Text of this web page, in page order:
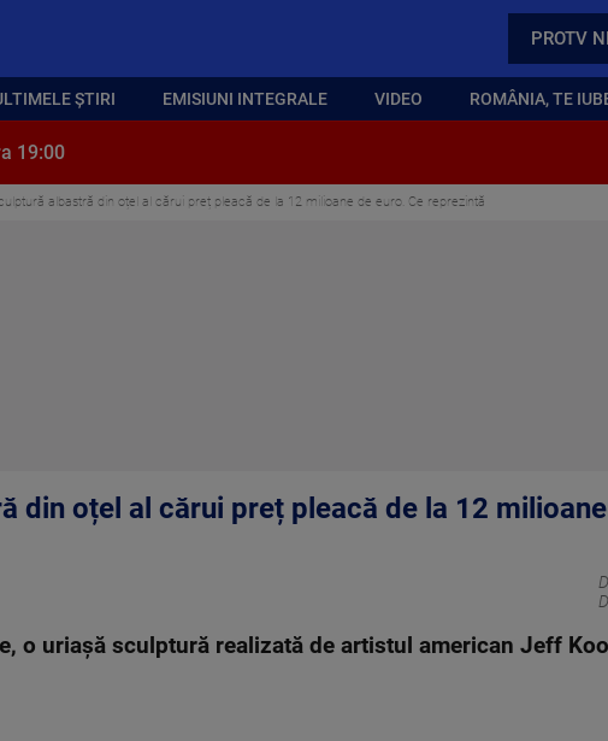
PROTV
ȘTIRI EMISIUNI INTEGRALE VIDEO ROMÂNIA, TE
19:00
albastră din oțel al cărui preț pleacă de la 12 milioane de euro. Ce reprezintă
din oțel al cărui preț pleacă de la 12
o uriașă sculptură realizată de artistul american Jeff